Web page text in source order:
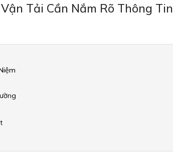
Tải Cần Nắm Rõ Thông